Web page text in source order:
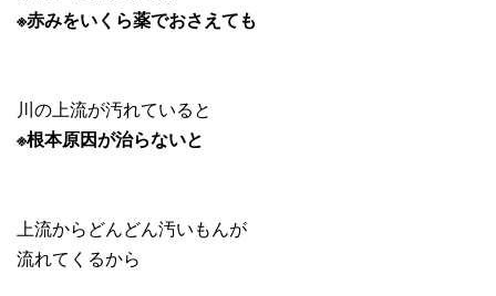
※赤みをいくら薬でおさえても
川の上流が汚れていると
※根本原因が治らないと
上流からどんどん汚いもんが
流れてくるから